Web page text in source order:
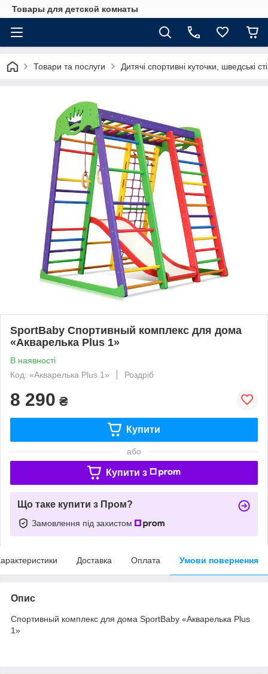
Товары для детской комнаты
Товари та послуги Дитячі спортивні куточки, шведські
SportBaby Спортивный комплекс для дома
«Акварелька Plus 1»
В наявності
Код: «Акварелька Plus 1»
Роздріб
8 290 ₴
Купити
або
Купити з
Що таке купити з Пром?
Замовлення під захистом
Доставка Оплата Умови повернення
Опис
Спортивный комплекс для дома SportBaby «Акварелька Plus
1»